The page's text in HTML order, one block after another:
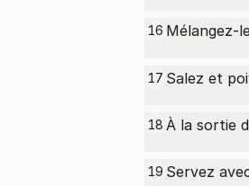
16 Mélangez-
17 Salez et
18 À la sortie
19 Servez